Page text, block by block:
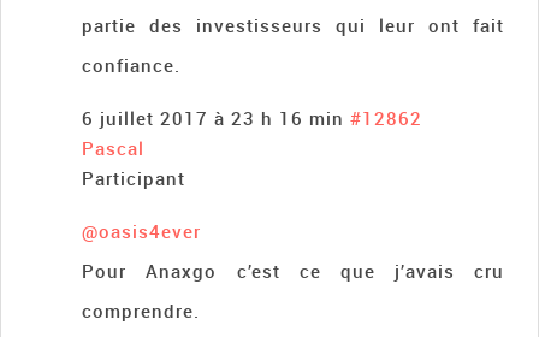
partie des investisseurs qui leur ont fait
confiance.
6 juillet 2017 à 23 h 16 min #12862
Pascal
Participant
@oasis4ever
Pour Anaxgo c’est ce que j’avais cru
comprendre.